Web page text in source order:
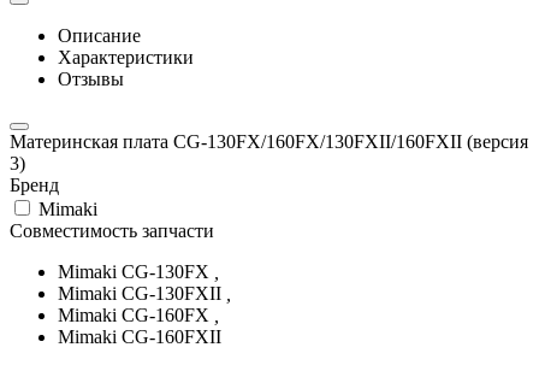
Описание
Характеристики
Отзывы
Материнская плата CG-130FX/160FX/130FXII/160FXII (версия
3)
Бренд
Mimaki
Совместимость запчасти
Mimaki CG-130FX
Mimaki CG-130FXII
Mimaki CG-160FX
Mimaki CG-160FXII